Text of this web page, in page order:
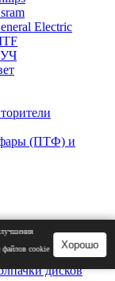
Electric
(ПТФ) и
дисков
файлов cookie
Хорошо